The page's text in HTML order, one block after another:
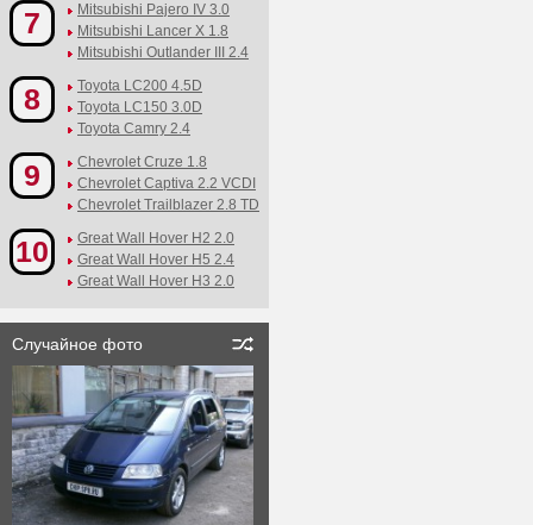
7
Mitsubishi Pajero IV 3.0
Mitsubishi Lancer X 1.8
Mitsubishi Outlander III 2.4
8
Toyota LC200 4.5D
Toyota LC150 3.0D
Toyota Camry 2.4
9
Chevrolet Cruze 1.8
Chevrolet Captiva 2.2 VCDI
Chevrolet Trailblazer 2.8 TD
10
Great Wall Hover H2 2.0
Great Wall Hover H5 2.4
Great Wall Hover H3 2.0
Случайное фото